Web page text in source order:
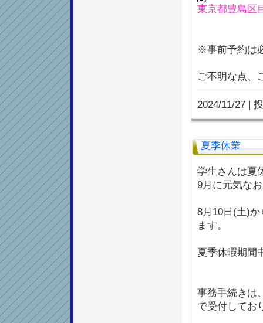
東京都豊島区
※事前予約は
ご不明な点、
2024/11/27 |
夏季休業
学生さんは夏
9月に元気な
8月10日(土)
ます。
夏季休暇期間
事務手続きは
で受付してお